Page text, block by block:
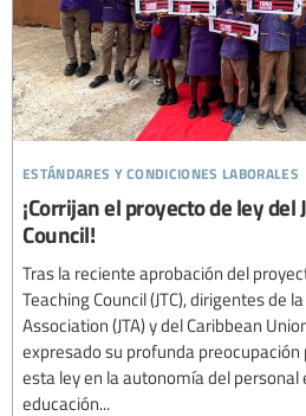
estándares y condiciones laborales
¡Corrijan el proyecto de ley del
Council!
Tras la reciente aprobación del
Teaching Council (JTC), dirigentes de
Association (JTA) y del Caribbean
expresado su profunda preocupación
esta ley en la autonomía del personal
educación...